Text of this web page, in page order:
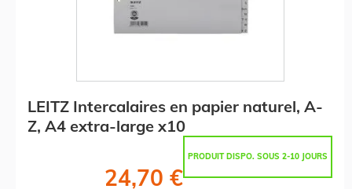
LEITZ Intercalaires en papier naturel, A-
Z, A4 extra-large x10
PRODUIT DISPO. SOUS 2-10 JOURS
24,70 €